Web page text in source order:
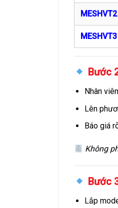
Bước
Nhân
Lên
Báo giá
Không
Bước
Lắp